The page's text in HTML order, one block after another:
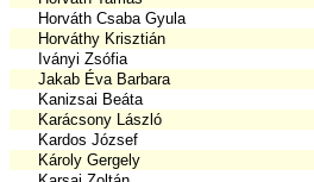
Horváth Csaba Gyula
Horváthy Krisztián
Iványi Zsófia
Jakab Éva Barbara
Kanizsai Beáta
Karácsony László
Kardos József
Károly Gergely